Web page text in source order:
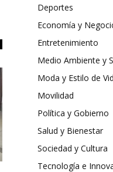
Deportes
Economía y
Entretenimiento
Medio Ambiente y
Moda y Estilo de
Movilidad
Política y Gobierno
Salud y Bienestar
Sociedad y Cultura
Tecnología e